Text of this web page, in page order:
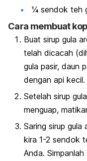
¼ sendok teh
Cara membuat
Buat sirup gula
telah dicacah
gula pasir, daun
dengan api kecil.
Setelah sirup
menguap,
Saring sirup gula
kira 1-2 sendok
Anda.